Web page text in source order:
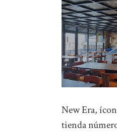
New Era,
tienda